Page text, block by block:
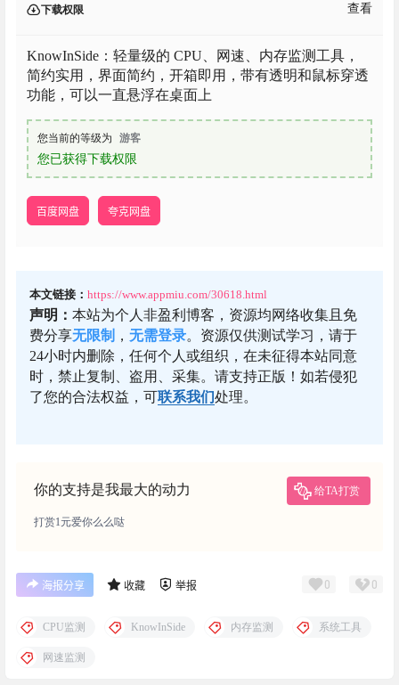
下载权限 查看
KnowInSide：轻量级的 CPU、网速、内存监测工具，
简约实用，界面简约，开箱即用，带有透明和鼠标穿透
功能，可以一直悬浮在桌面上
您当前的等级为 游客
您已获得下载权限
百度网盘 夸克网盘
本文链接： https://www.appmiu.com/30618.html
声明： 本站为个人非盈利博客，资源均网络收集且免
费分享无限制 ， 无需登录。资源仅供测试学习，请于
24小时内删除，任何个人或组织，在未征得本站同意
时，禁止复制、盗用、采集。请支持正版！如若侵犯
了您的合法权益，可联系我们处理。
你的支持是我最大的动力 给TA打赏
打赏1元爱你么么哒
海报分享 收藏 举报 0 0
CPU监测 KnowInSide 内存监测 系统工具
网速监测